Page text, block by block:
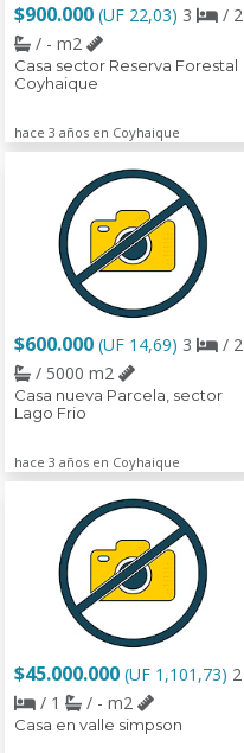
$900.000 (UF 22,03) 3
/ 2
/ - m2
Casa sector Reserva Forestal
Coyhaique
hace 3 años en Coyhaique
$600.000 (UF 14,69) 3
/ 2
/ 5000 m2
Casa nueva Parcela, sector
Lago Frio
hace 3 años en Coyhaique
$45.000.000 (UF 1,101,73) 2
/ 1
/ - m2
Casa en valle simpson